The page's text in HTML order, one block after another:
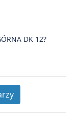
DK 12?